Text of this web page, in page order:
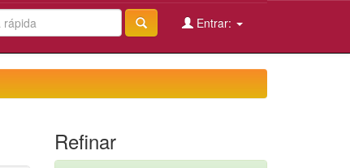
Entrar:
Refinar